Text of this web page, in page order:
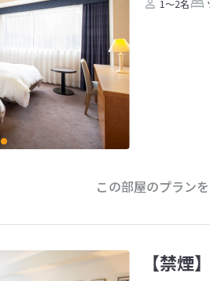
1～2名
この部屋のプラン
【禁煙